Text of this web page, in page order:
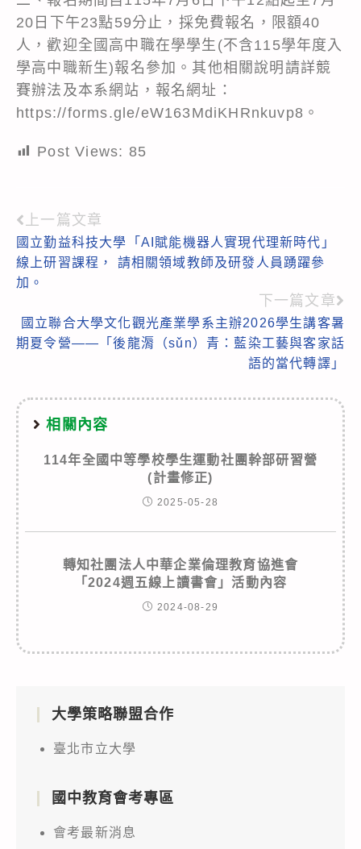
20日下午23點59分止，採免費報名，限額40
人，歡迎全國高中職在學學生(不含115學年度入
學高中職新生)報名參加。其他相關說明請詳競
賽辦法及本系網站，報名網址：
https://forms.gle/eW163MdiKHRnkuvp8。
Post Views: 85
Read
more
articles
上一篇文章
國立勤益科技大學「AI賦能機器人實現代理新時代」
線上研習課程， 請相關領域教師及研發人員踴躍參
加。
下一篇文章
國立聯合大學文化觀光產業學系主辦2026學生講客暑
期夏令營——「後龍漘（sǔn）青：藍染工藝與客家話
語的當代轉譯」
相關內容
114年全國中等學校學生運動社團幹部研習營
(計畫修正)
2025-05-28
轉知社團法人中華企業倫理教育協進會
「2024週五線上讀書會」活動內容
2024-08-29
大學策略聯盟合作
臺北市立大學
國中教育會考專區
會考最新消息